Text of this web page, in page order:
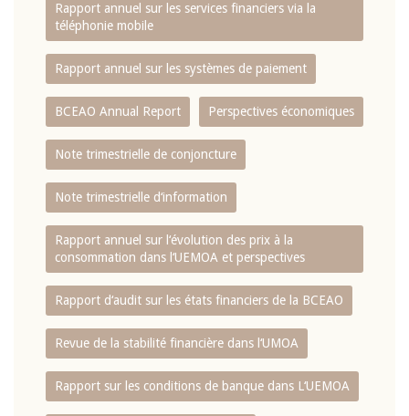
Rapport annuel sur les services financiers via la
téléphonie mobile
Rapport annuel sur les systèmes de paiement
BCEAO Annual Report Perspectives économiques
Note trimestrielle de conjoncture
Note trimestrielle d‘information
Rapport annuel sur l‘évolution des prix à la
consommation dans l‘UEMOA et perspectives
Rapport d‘audit sur les états financiers de la BCEAO
Revue de la stabilité financière dans l‘UMOA
Rapport sur les conditions de banque dans L‘UEMOA